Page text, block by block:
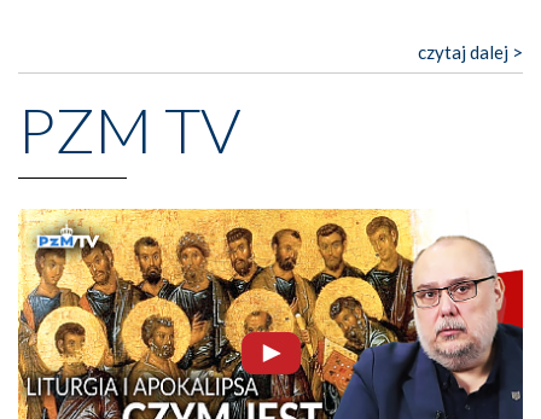
czytaj dalej >
PZM TV